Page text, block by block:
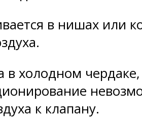
в нишах или
в холодном
к клапану.